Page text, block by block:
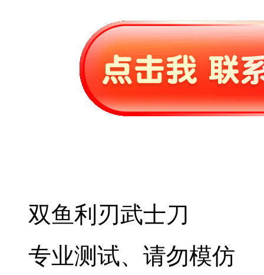
双鱼利刃武士刀
专业测试、请勿模仿